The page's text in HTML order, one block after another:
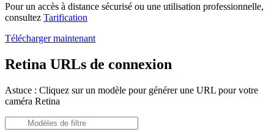
Pour un accès à distance sécurisé ou une utilisation professionnelle,
consultez Tarification
Télécharger maintenant
Retina URLs de connexion
Astuce : Cliquez sur un modèle pour générer une URL pour votre
caméra Retina